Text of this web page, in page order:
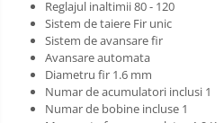
Reglajul inaltimii 80 - 120
Sistem de taiere Fir unic
Sistem de avansare fir
Avansare automata
Diametru fir 1.6 mm
Numar de acumulatori inclusi 1
Numar de bobine incluse 1